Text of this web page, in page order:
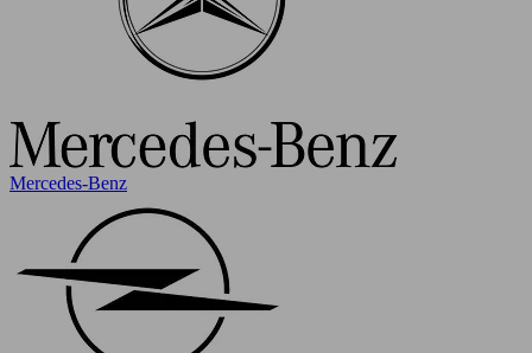
Mercedes-Benz